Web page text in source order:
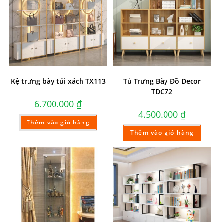
Kệ trưng bày túi xách TX113
6.700.000 ₫
Thêm vào giỏ hàng
Tủ Trưng Bày Đồ Decor
TDC72
4.500.000 ₫
Thêm vào giỏ hàng